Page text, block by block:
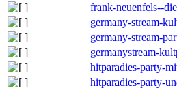
frank-neuenfels--
germany-stream-
germany-stream-
germanystream-
hitparadies-party-
hitparadies-party-